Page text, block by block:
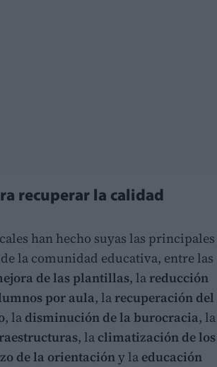
recuperar la calidad
han hecho suyas las principales
la comunidad educativa, entre las
de las plantillas, lareducción
por aula, larecuperación del
, la disminución de la burocracia, la
, la climatización de los
de la orientacióny la educación